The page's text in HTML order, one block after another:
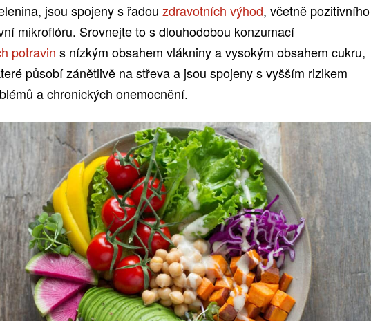
jsou spojeny s řadou zdravotních výhod, včetně pozitivního
mikroflóru. Srovnejte to s dlouhodobou konzumací
potravin s nízkým obsahem vlákniny a vysokým obsahem cukru,
působí zánětlivě na střeva a jsou spojeny s vyšším rizikem
a chronických onemocnění.